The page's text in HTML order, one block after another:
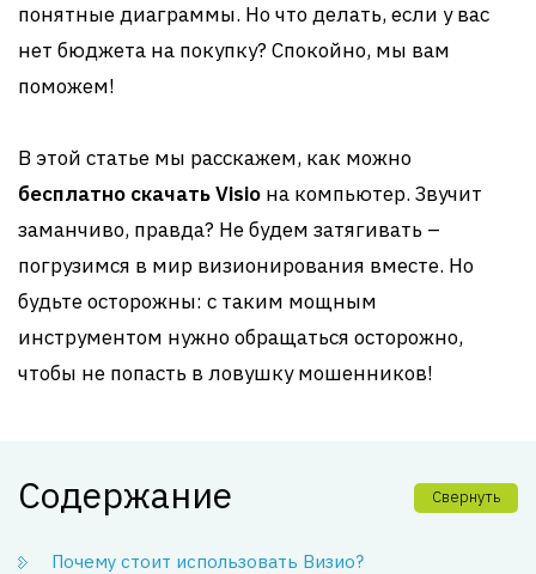
понятные диаграммы. Но что делать, если у вас
нет бюджета на покупку? Спокойно, мы вам
поможем!
В этой статье мы расскажем, как можно
бесплатно скачать Visio на компьютер. Звучит
заманчиво, правда? Не будем затягивать –
погрузимся в мир визионирования вместе. Но
будьте осторожны: с таким мощным
инструментом нужно обращаться осторожно,
чтобы не попасть в ловушку мошенников!
Содержание Свернуть
Почему стоит использовать Визио?